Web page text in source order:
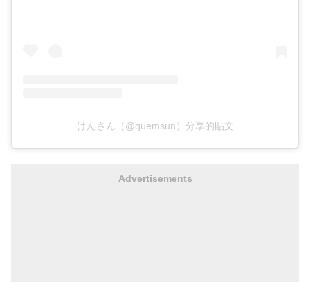
けんさん（@quemsun）分享的貼文
Advertisements